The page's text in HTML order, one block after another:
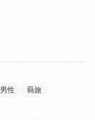
男性 羇旅